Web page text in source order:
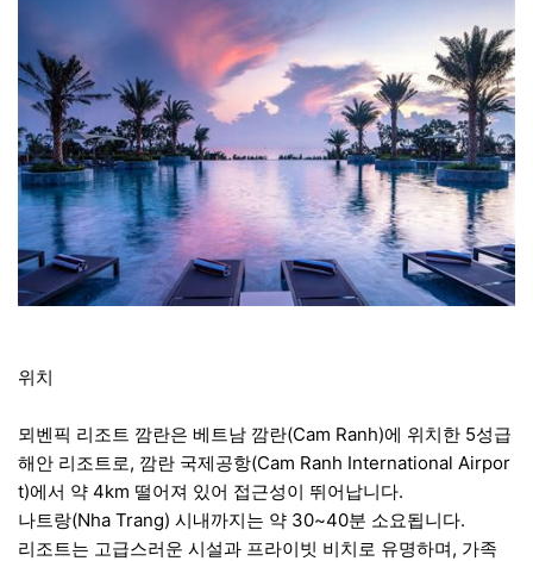
위치
뫼벤픽 리조트 깜란은 베트남 깜란(Cam Ranh)에 위치한 5성급
해안 리조트로, 깜란 국제공항(Cam Ranh International Airpor
t)에서 약 4km 떨어져 있어 접근성이 뛰어납니다.
나트랑(Nha Trang) 시내까지는 약 30~40분 소요됩니다.
리조트는 고급스러운 시설과 프라이빗 비치로 유명하며, 가족